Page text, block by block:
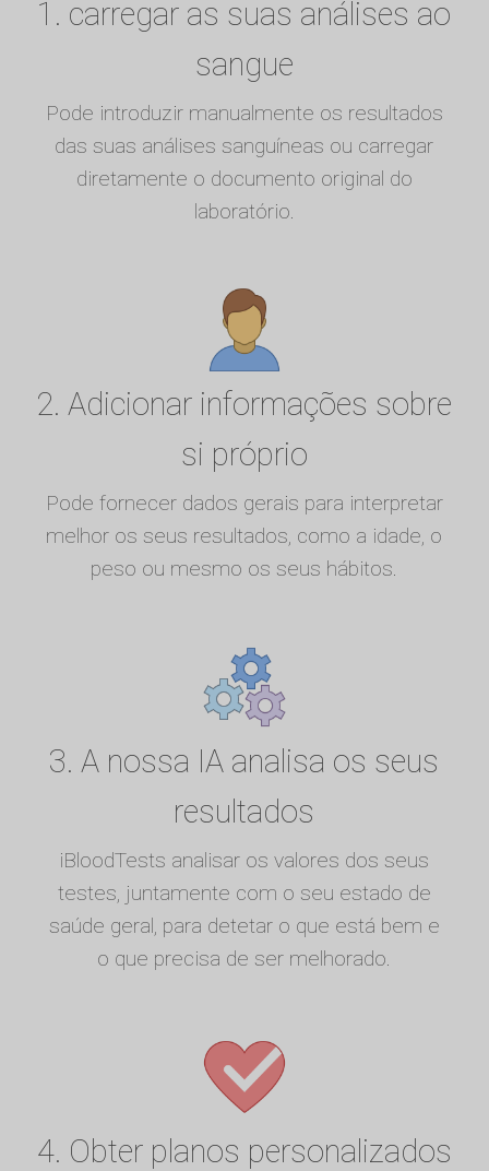
1. carregar as suas análises ao
sangue
Pode introduzir manualmente os resultados
das suas análises sanguíneas ou carregar
diretamente o documento original do
laboratório.
2. Adicionar informações sobre
si próprio
Pode fornecer dados gerais para interpretar
melhor os seus resultados, como a idade, o
peso ou mesmo os seus hábitos.
3. A nossa IA analisa os seus
resultados
iBloodTests analisar os valores dos seus
testes, juntamente com o seu estado de
saúde geral, para detetar o que está bem e
o que precisa de ser melhorado.
4. Obter planos personalizados